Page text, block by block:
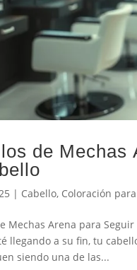
de Mechas
| Cabello, Coloración
Mechas Arena para
llegando a su fin, tu
siendo una de las...